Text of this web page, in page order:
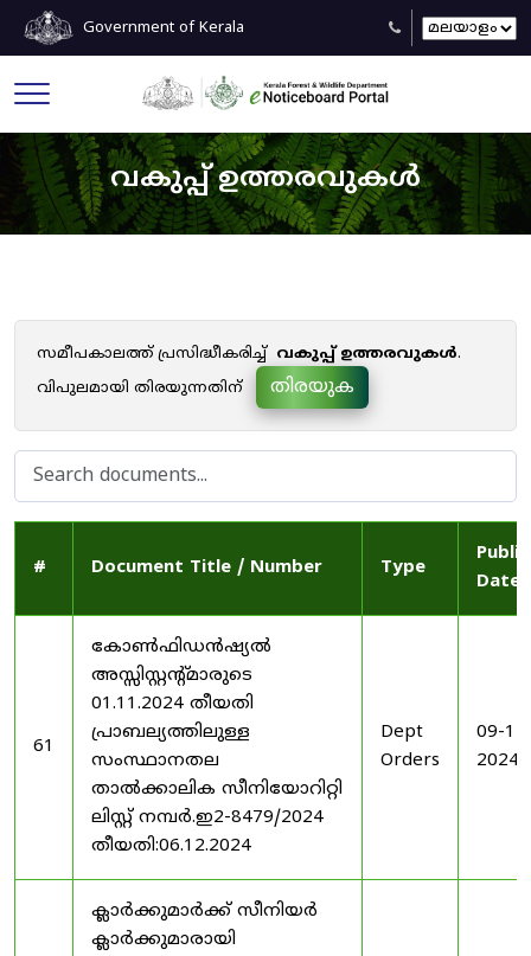
Government of Kerala
വകുപ്പ് ഉത്തരവുകൾ
സമീപകാലത്ത് പ്രസിദ്ധീകരിച്ച് വകുപ്പ് ഉത്തരവുകൾ.
വിപുലമായി തിരയുന്നതിന്
തിരയുക
# Document Title / Number Type
Date
61
കോൺഫിഡൻഷ്യൽ
അസ്സിസ്റ്റന്റ്മാരുടെ
01.11.2024 തീയതി
പ്രാബല്യത്തിലുള്ള
സംസ്ഥാനതല
താൽക്കാലിക സീനിയോറിറ്റി
ലിസ്റ്റ് നമ്പർ.ഇ2-8479/2024
തീയതി:06.12.2024
Dept
Orders
09-
2024
ക്ലാർക്കുമാർക്ക് സീനിയർ
ക്ലാർക്കുമാരായി